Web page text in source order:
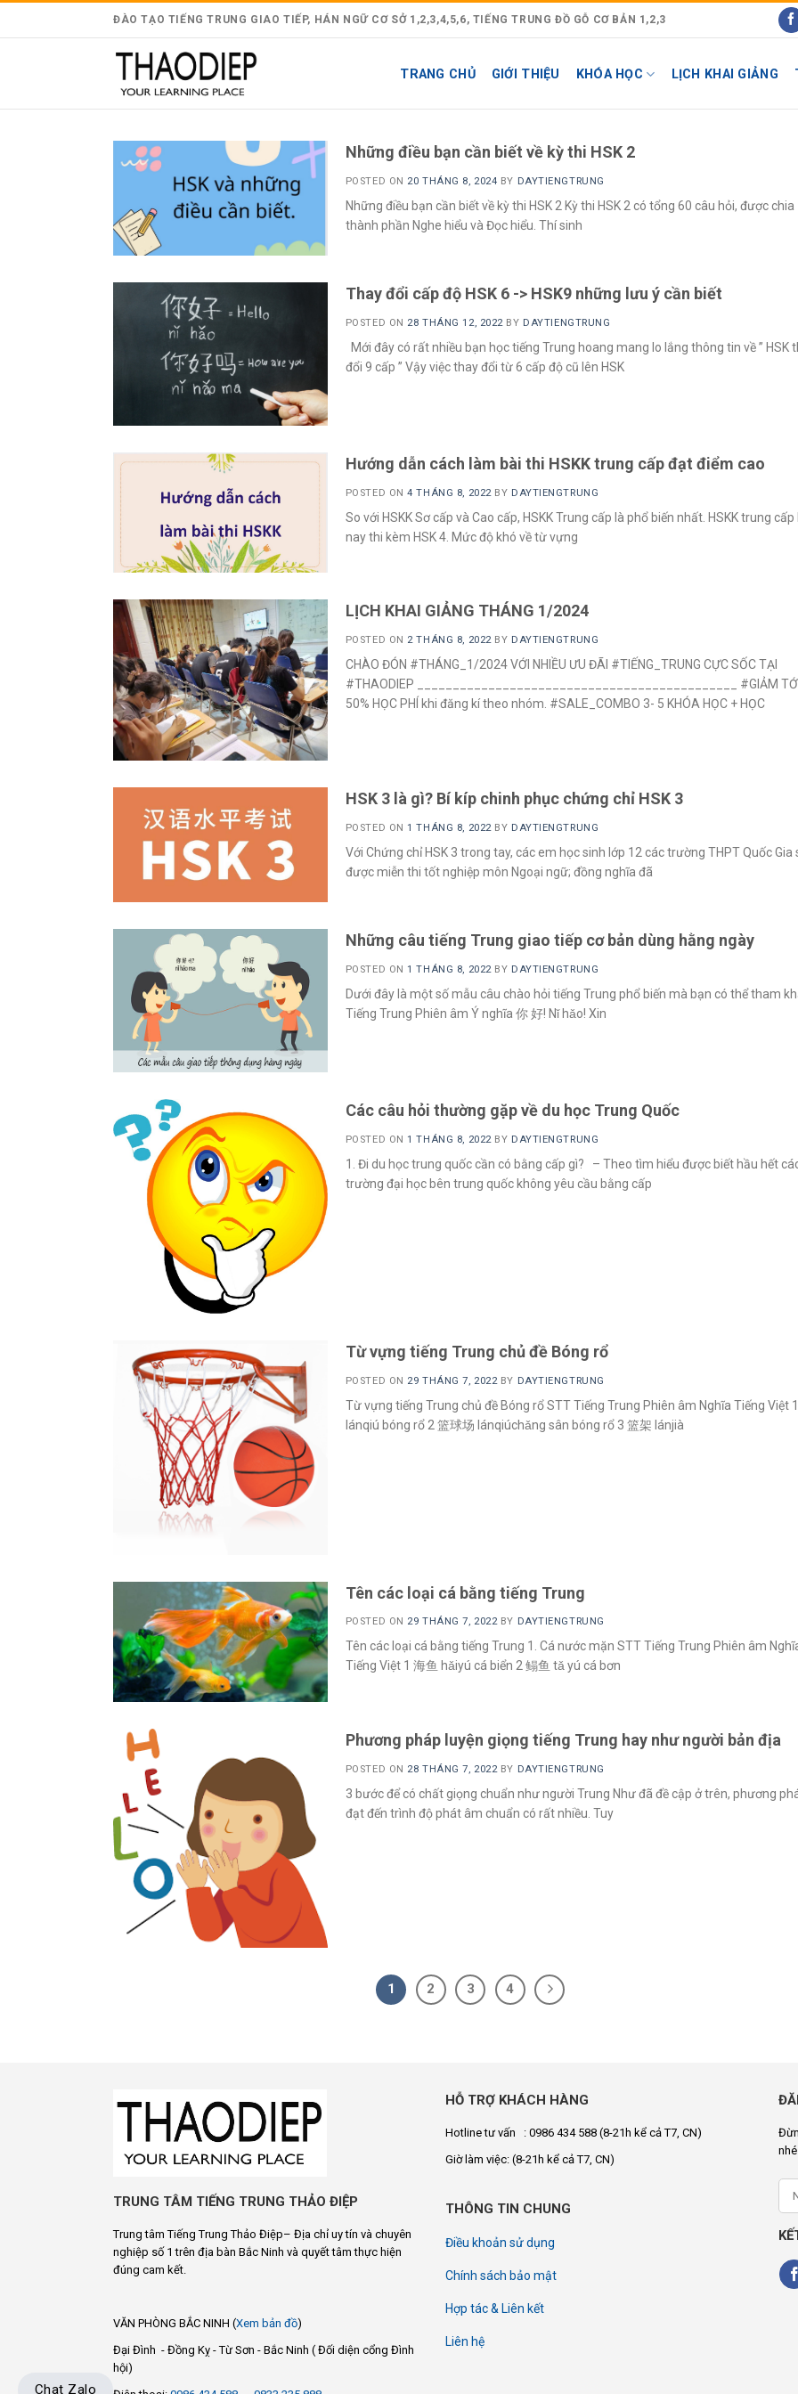
ĐÀO TẠO TIẾNG TRUNG GIAO TIẾP, HÁN NGỮ CƠ SỞ 1,2,3,4,5,6, TIẾNG TRUNG ĐỒ GỖ CƠ BẢN 1,2,3
TRANG CHỦ GIỚI THIỆU KHÓA HỌC LỊCH KHAI GIẢNG
Những điều bạn cần biết về kỳ thi HSK 2
POSTED ON 20 THÁNG 8, 2024 BY DAYTIENGTRUNG
Những điều bạn cần biết về kỳ thi HSK 2 Kỳ thi HSK 2 có tổng 60 câu hỏi, được chia
thành phần Nghe hiểu và Đọc hiểu. Thí sinh
Thay đổi cấp độ HSK 6 -> HSK9 những lưu ý cần biết
POSTED ON 28 THÁNG 12, 2022BY DAYTIENGTRUNG
Mới đây có rất nhiều bạn học tiếng Trung hoang mang lo lắng thông tin về ” HSK
đổi 9 cấp ” Vậy việc thay đổi từ 6 cấp độ cũ lên HSK
Hướng dẫn cách làm bài thi HSKK trung cấp đạt điểm cao
POSTED ON4 THÁNG 8, 2022BY DAYTIENGTRUNG
So với HSKK Sơ cấp và Cao cấp, HSKK Trung cấp là phổ biến nhất. HSKK trung cấp
nay thi kèm HSK 4. Mức độ khó về từ vựng
LỊCH KHAI GIẢNG THÁNG 1/2024
POSTED ON 2 THÁNG 8, 2022BY DAYTIENGTRUNG
CHÀO ĐÓN #THÁNG_1/2024 VỚI NHIỀU ƯU ĐÃI #TIẾNG_TRUNG CỰC SỐC TẠI
#THAODIEP _____________________________________________ #GIẢM
50% HỌC PHÍ khi đăng kí theo nhóm. #SALE_COMBO 3- 5 KHÓA HỌC + HỌC
HSK 3 là gì? Bí kíp chinh phục chứng chỉ HSK 3
POSTED ON1 THÁNG 8, 2022BY DAYTIENGTRUNG
Với Chứng chỉ HSK 3 trong tay, các em học sinh lớp 12 các trường THPT Quốc Gia
được miễn thi tốt nghiệp môn Ngoại ngữ; đồng nghĩa đã
Những câu tiếng Trung giao tiếp cơ bản dùng hằng ngày
POSTED ON1 THÁNG 8, 2022BY DAYTIENGTRUNG
Dưới đây là một số mẫu câu chào hỏi tiếng Trung phổ biến mà bạn có thể tham
Tiếng Trung Phiên âm Ý nghĩa 你 好! Nǐ hǎo! Xin
Các câu hỏi thường gặp về du học Trung Quốc
POSTED ON1 THÁNG 8, 2022BY DAYTIENGTRUNG
1. Đi du học trung quốc cần có bằng cấp gì? – Theo tìm hiểu được biết hầu hết
trường đại học bên trung quốc không yêu cầu bằng cấp
Từ vựng tiếng Trung chủ đề Bóng rổ
POSTED ON 29 THÁNG 7, 2022BY DAYTIENGTRUNG
Từ vựng tiếng Trung chủ đề Bóng rổ STT Tiếng Trung Phiên âm Nghĩa Tiếng Việt
lánqiú bóng rổ 2 篮球场 lánqiúchǎng sân bóng rổ 3 篮架 lánjià
Tên các loại cá bằng tiếng Trung
POSTED ON 29 THÁNG 7, 2022BY DAYTIENGTRUNG
Tên các loại cá bằng tiếng Trung 1. Cá nước mặn STT Tiếng Trung Phiên âm
Tiếng Việt 1 海鱼 hǎiyú cá biển 2 鳎鱼 tǎ yú cá bơn
Phương pháp luyện giọng tiếng Trung hay như người bản địa
POSTED ON 28 THÁNG 7, 2022BY DAYTIENGTRUNG
3 bước để có chất giọng chuẩn như người Trung Như đã đề cập ở trên, phương
đạt đến trình độ phát âm chuẩn có rất nhiều. Tuy
1 2 3 4
TRUNG TÂM TIẾNG TRUNG THẢO ĐIỆP
Trung tâm Tiếng Trung Thảo Điệp– Địa chỉ uy tín và chuyên
nghiệp số 1 trên địa bàn Bắc Ninh và quyết tâm thực hiện
đúng cam kết.
VĂN PHÒNG BẮC NINH (Xem bản đồ)
Đại Đình - Đồng Kỵ - Từ Sơn - Bắc Ninh ( Đối diện cổng Đình
hội)
HỖ TRỢ KHÁCH HÀNG
Hotline tư vấn : 0986 434 588(8-21h kể cả T7, CN)
Giờ làm việc:(8-21h kể cả T7, CN)
THÔNG TIN CHUNG
Điều khoản sử dụng
Chính sách bảo mật
Hợp tác & Liên kết
Liên hệ
nhé
Chat Zalo